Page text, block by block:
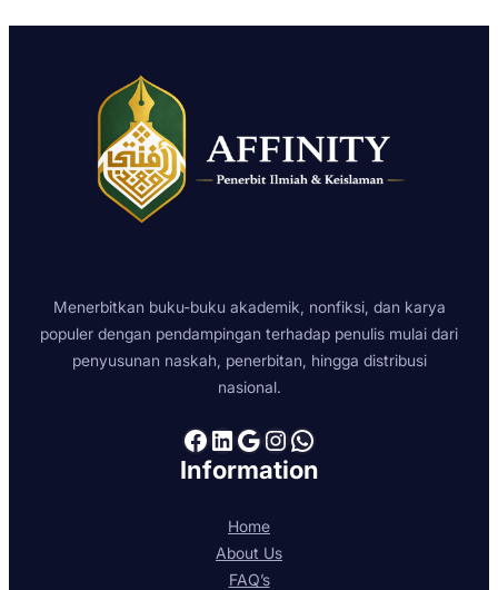
Menerbitkan buku-buku akademik, nonfiksi, dan karya
populer dengan pendampingan terhadap penulis mulai dari
penyusunan naskah, penerbitan, hingga distribusi
nasional.
Facebook LinkedIn Google Instagram WhatsApp
Information
Home
About Us
FAQ’s